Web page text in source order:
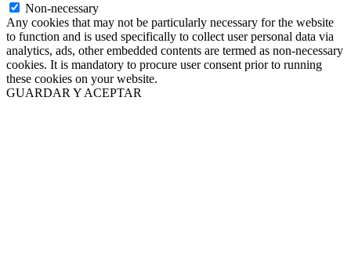
Non-necessary
Any cookies that may not be particularly necessary for the website
to function and is used specifically to collect user personal data via
analytics, ads, other embedded contents are termed as non-necessary
cookies. It is mandatory to procure user consent prior to running
these cookies on your website.
GUARDAR Y ACEPTAR